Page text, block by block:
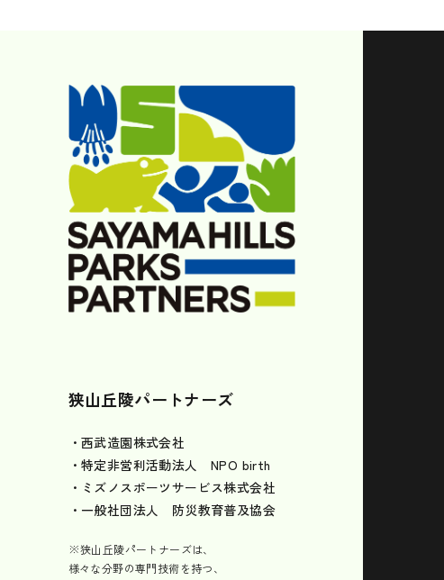
狭山丘陵パートナーズ
・西武造園株式会社
・特定非営利活動法人 NPO birth
・ミズノスポーツサービス株式会社
・一般社団法人 防災教育普及協会
※狭山丘陵パートナーズは、
様々な分野の専門技術を持つ、